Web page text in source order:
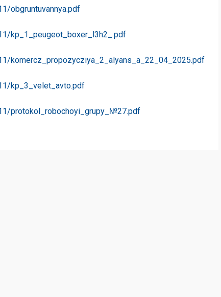
obgruntuvannya.pdf
kp_1_peugeot_boxer_l3h2_.pdf
komercz_propozycziya_2_alyans_a_22_04_2025.pdf
kp_3_velet_avto.pdf
protokol_robochoyi_grupy_№27.pdf